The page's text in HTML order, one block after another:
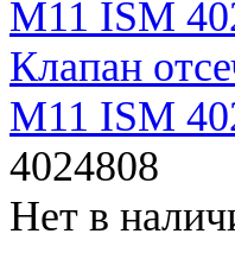
Клапан
M11 ISM
4024808
Нет в